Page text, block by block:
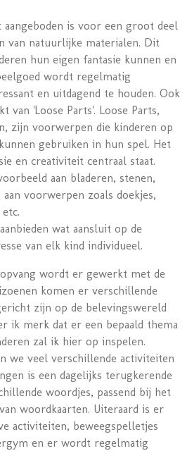
is voor een groot deel
van natuurlijke materialen. Dit
hun eigen fantasie kunnen en
wordt regelmatig
en uitdagend te houden. Ook
van 'Loose Parts'. Loose Parts,
zijn voorwerpen die kinderen op
gebruiken in hun spel. Het
en creativiteit centraal staat.
aan bladeren, stenen,
voorwerpen zoals doekjes,
wat aansluit op de
van elk kind individueel.
wordt er gewerkt met de
komen er verschillende
zijn op de belevingswereld
ik merk dat er een bepaald thema
zal ik hier op inspelen.
we veel verschillende activiteiten
is een dagelijks terugkerende
woordjes, passend bij het
woordkaarten. Uiteraard is er
activiteiten, beweegspelletjes
en er wordt regelmatig